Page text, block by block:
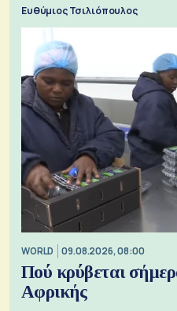
Ευθύμιος Τσιλιόπουλος
WORLD 09.08.2026, 08:00
Πού κρύβεται
Αφρικής